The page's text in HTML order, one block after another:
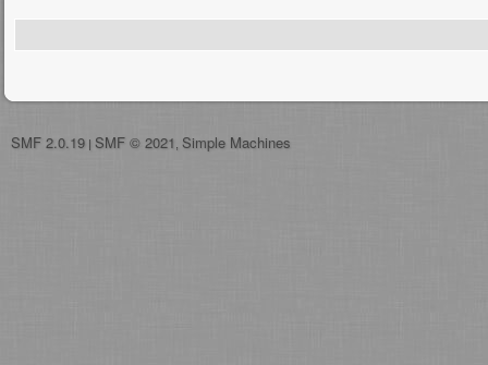
SMF 2.0.19 | SMF © 2021 Simple Machines